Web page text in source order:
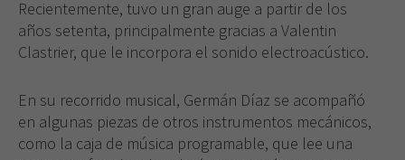
Recientemente, tuvo un gran auge a partir de los
años setenta, principalmente gracias a Valentin
Clastrier, que le incorpora el sonido electroacústico.
En su recorrido musical, Germán Díaz se acompañó
en algunas piezas de otros instrumentos mecánicos,
como la caja de música programable, que lee una